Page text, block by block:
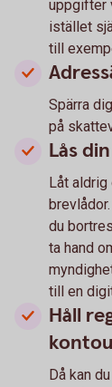
uppgifter
istället
till
Spärra
på
Lås
Låt
du
ta hand
till en
Håll
Då kan